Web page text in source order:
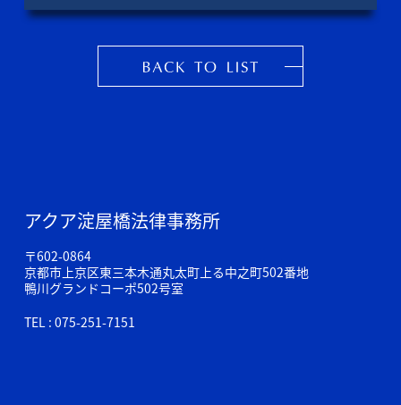
アクア淀屋橋法律事務所
〒602-0864
京都市上京区東三本木通丸太町上る中之町502番地
鴨川グランドコーポ502号室
TEL : 075-251-7151